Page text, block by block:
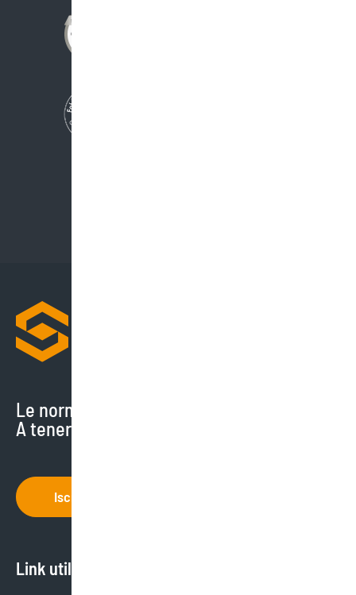
Le normative cambiano di continuo.
A tenerti aggiornato ci pensiamo noi.
Iscriviti
Link utili